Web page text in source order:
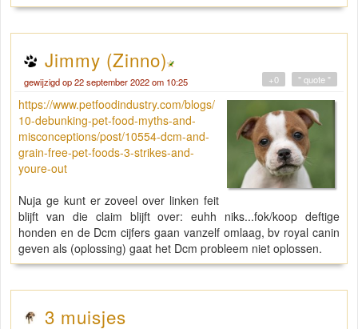
Jimmy (Zinno)
gewijzigd op 22 september 2022 om 10:25 " quote "
+0
https://www.petfoodindustry.com/blogs/
10-debunking-pet-food-myths-and-
misconceptions/post/10554-dcm-and-
grain-free-pet-foods-3-strikes-and-
youre-out
Nuja ge kunt er zoveel over linken feit
blijft van die claim blijft over: euhh niks...fok/koop deftige
honden en de Dcm cijfers gaan vanzelf omlaag, bv royal canin
geven als (oplossing) gaat het Dcm probleem niet oplossen.
3 muisjes